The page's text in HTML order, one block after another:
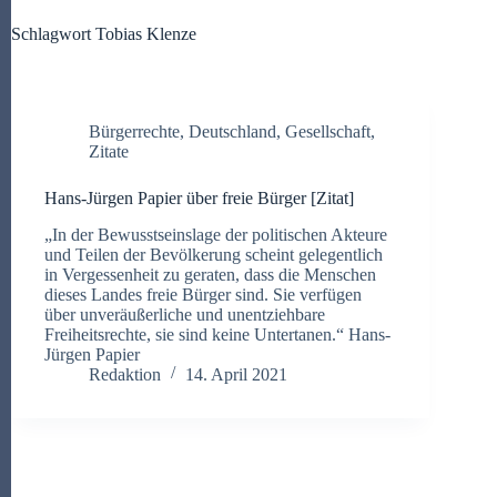
Schlagwort Tobias Klenze
Bürgerrechte, Deutschland, Gesellschaft,
Zitate
Hans-Jürgen Papier über freie Bürger [Zitat]
„In der Bewusstseinslage der politischen Akteure
und Teilen der Bevölkerung scheint gelegentlich
in Vergessenheit zu geraten, dass die Menschen
dieses Landes freie Bürger sind. Sie verfügen
über unveräußerliche und unentziehbare
Freiheitsrechte, sie sind keine Untertanen.“ Hans-
Jürgen Papier
Redaktion
14. April 2021